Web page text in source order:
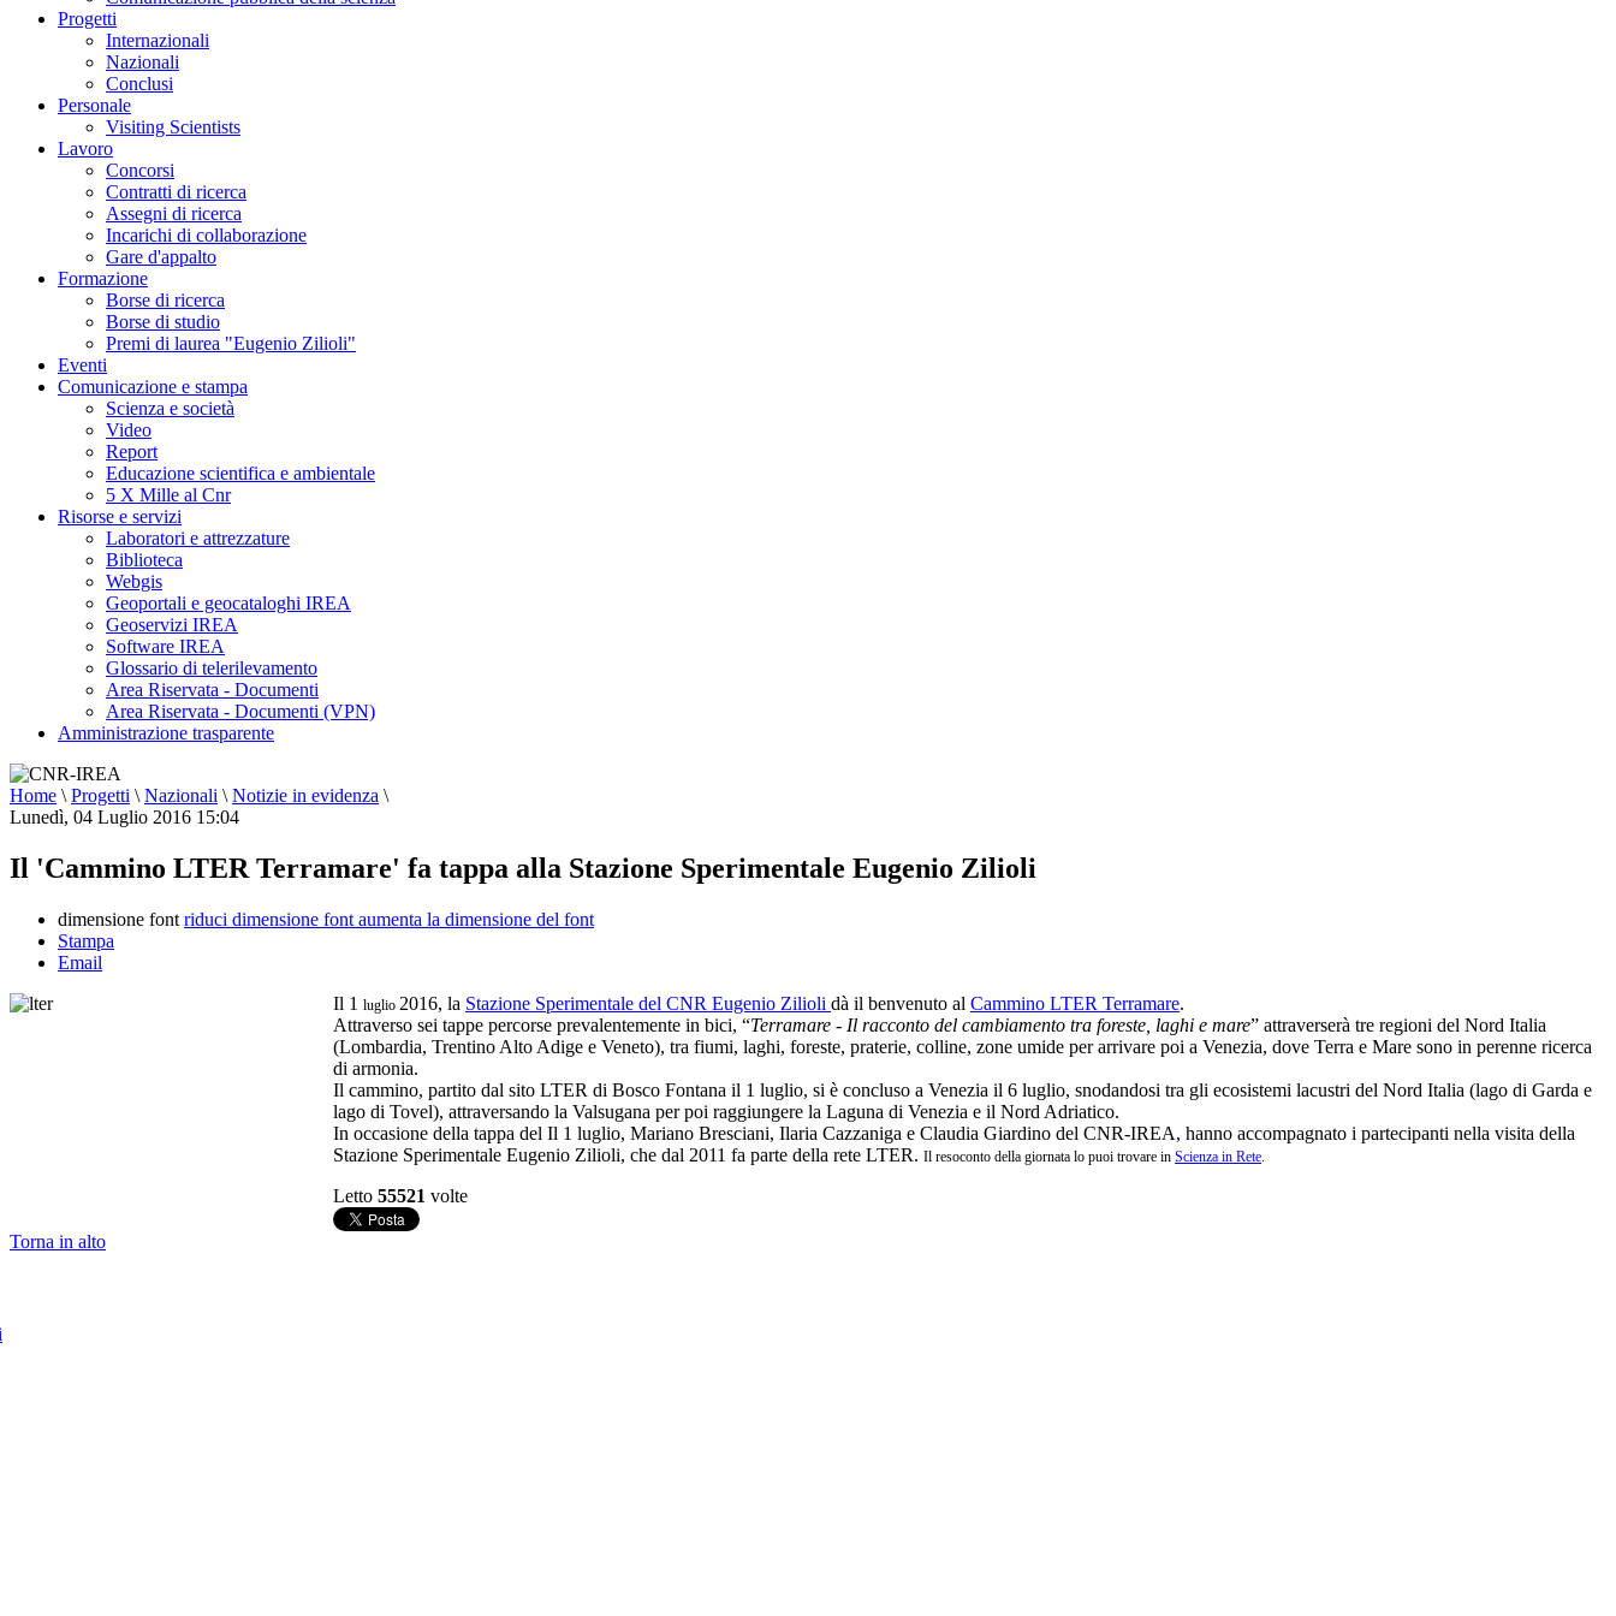
Progetti
Internazionali
Nazionali
Conclusi
Personale
Visiting Scientists
Lavoro
Concorsi
Contratti di ricerca
Assegni di ricerca
Incarichi di collaborazione
Gare d'appalto
Formazione
Borse di ricerca
Borse di studio
Premi di laurea "Eugenio Zilioli"
Eventi
Comunicazione e stampa
Scienza e società
Video
Report
Educazione scientifica e ambientale
5 X Mille al Cnr
Risorse e servizi
Laboratori e attrezzature
Biblioteca
Webgis
Geoportali e geocataloghi IREA
Geoservizi IREA
Software IREA
Glossario di telerilevamento
Area Riservata - Documenti
Area Riservata - Documenti (VPN)
Amministrazione trasparente
Home \ Progetti \ Nazionali \ Notizie in evidenza \
Lunedì, 04 Luglio 2016 15:04
Il 'Cammino LTER Terramare' fa tappa alla Stazione Sperimentale Eugenio Zilioli
dimensione font riduci dimensione font aumenta la dimensione del font
Stampa
Email
Il 1 luglio 2016, la Stazione Sperimentale del CNR Eugenio Zilioli dà il benvenuto al Cammino LTER Terramare.
Attraverso sei tappe percorse prevalentemente in bici, “Terramare - Il racconto del cambiamento tra foreste, laghi e mare” attraverserà tre regioni del Nord Italia
(Lombardia, Trentino Alto Adige e Veneto), tra fiumi, laghi, foreste, praterie, colline, zone umide per arrivare poi a Venezia, dove Terra e Mare sono in perenne ricerca
di armonia.
Il cammino, partito dal sito LTER di Bosco Fontana il 1 luglio, si è concluso a Venezia il 6 luglio, snodandosi tra gli ecosistemi lacustri del Nord Italia (lago di Garda e
lago di Tovel), attraversando la Valsugana per poi raggiungere la Laguna di Venezia e il Nord Adriatico.
In occasione della tappa del Il 1 luglio, Mariano Bresciani, Ilaria Cazzaniga e Claudia Giardino del CNR-IREA, hanno accompagnato i partecipanti nella visita della
Stazione Sperimentale Eugenio Zilioli, che dal 2011 fa parte della rete LTER. Il resoconto della giornata lo puoi trovare in Scienza in Rete.
Letto 55521 volte
Torna in alto